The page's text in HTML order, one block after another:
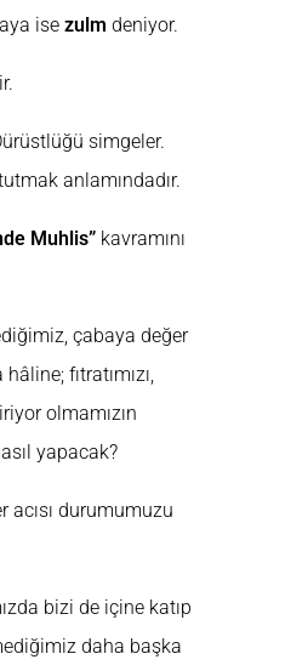
ise zulm deniyor.
simgeler.
anlamındadır.
Muhlis” kavramını
çabaya değer
fıtratımızı,
olmamızın
yapacak?
durumumuzu
bizi de içine katıp
daha başka